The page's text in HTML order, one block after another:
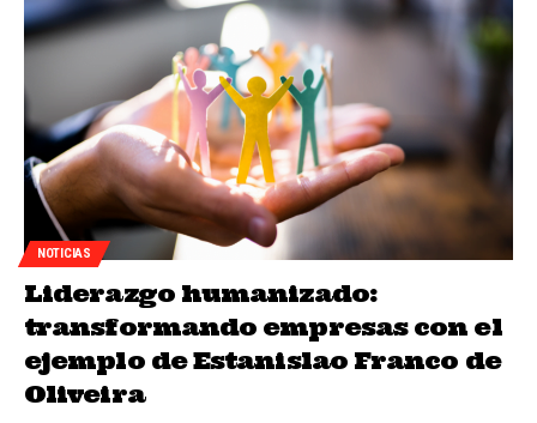
NOTICIAS
Liderazgo humanizado:
transformando empresas con el
ejemplo de Estanislao Franco de
Oliveira